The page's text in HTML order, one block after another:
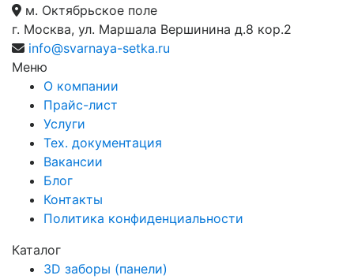
м. Октябрьское поле
г. Москва, ул. Маршала Вершинина д.8 кор.2
info@svarnaya-setka.ru
Меню
О компании
Прайс-лист
Услуги
Тех. документация
Вакансии
Блог
Контакты
Политика конфиденциальности
Каталог
3D заборы (панели)